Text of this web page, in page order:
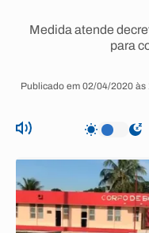
Medida atende
para
Publicado em 02/04/2020